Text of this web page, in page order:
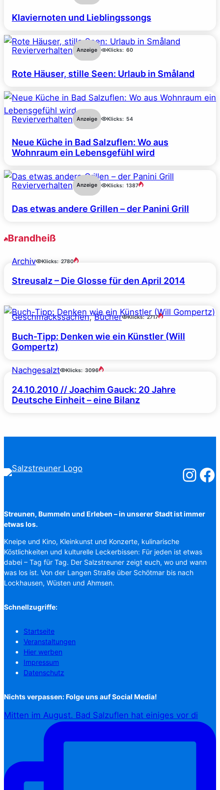
Klaviernoten und Lieblingssongs
Revierverhalten Anzeige Klicks: 60
Rote Häuser, stille Seen: Urlaub in Småland
Revierverhalten Anzeige Klicks: 54
Neue Küche in Bad Salzuflen: Wo aus
Wohnraum ein Lebensgefühl wird
Revierverhalten Anzeige Klicks: 1387
Das etwas andere Grillen – der Panini Grill
Brandheiß
Archiv Klicks: 2780
Streusalz – Die Glosse für den April 2014
Geschmackssachen, Bücher Klicks: 2717
Buch-Tipp: Denken wie ein Künstler (Will
Gompertz)
Nachgesalzt Klicks: 3096
24.10.2010 // Joachim Gauck: 20 Jahre
Deutsche Einheit – eine Bilanz
Streunen, Bummeln und Erleben – in unserer Stadt ist immer
etwas los.
Kneipe und Kino, Kleinkunst und Konzerte, kulinarische
Köstlichkeiten und kulturelle Leckerbissen: Für jeden ist etwas
dabei – Tag für Tag. Der Salzstreuner zeigt euch, wo und wann
was los ist. Von der Langen Straße über Schötmar bis nach
Lockhausen, Wüsten und Ahmsen.
Schnellzugriffe:
Startseite
Veranstaltungen
Hier werben
Impressum
Datenschutz
Nichts verpassen: Folge uns auf Social Media!
Mitten im August. Bad Salzuflen hat einiges vor di